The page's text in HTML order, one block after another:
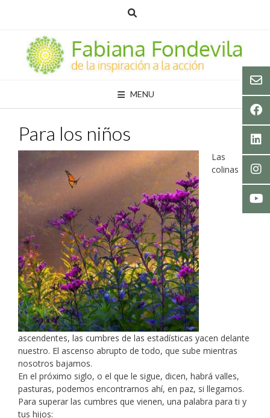
MENU
Para los niños
Las
colinas
ascendentes, las cumbres de las estadísticas yacen delante
nuestro. El ascenso abrupto de todo, que sube mientras
nosotros bajamos.
En el próximo siglo, o el que le sigue, dicen, habrá valles,
pasturas, podemos encontrarnos ahí, en paz, si llegamos.
Para superar las cumbres que vienen, una palabra para ti y
tus hijos: